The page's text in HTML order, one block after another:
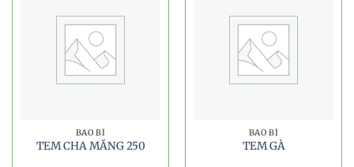
BAO BÌ
TEM CHA MĂNG 250
BAO BÌ
TEM GÀ